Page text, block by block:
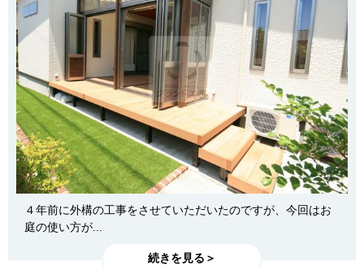
４年前に外構の工事をさせていただいたのですが、今回はお
庭の使い方が...
続きを見る＞